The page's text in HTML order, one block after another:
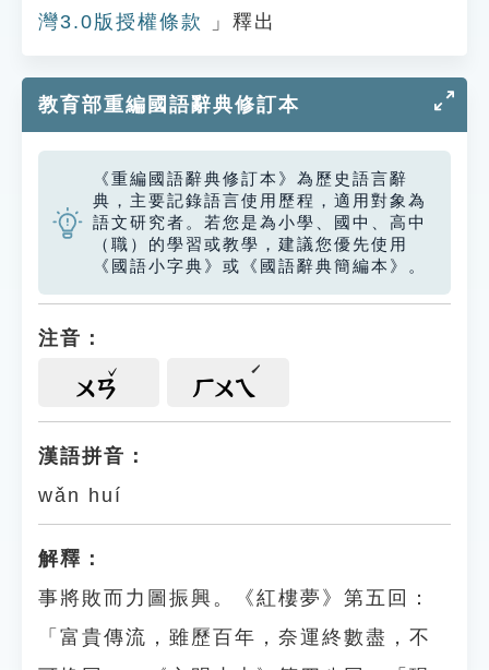
灣3.0版授權條款
」釋出
教育部重編國語辭典修訂本
《重編國語辭典修訂本》為歷史語言辭
典，主要記錄語言使用歷程，適用對象為
語文研究者。若您是為小學、國中、高中
（職）的學習或教學，建議您優先使用
《國語小字典》或《國語辭典簡編本》。
注音：
ㄨㄢ ㄏㄨㄟ
漢語拼音：
wǎn huí
解釋：
事將敗而力圖振興。《紅樓夢》第五回：
「富貴傳流，雖歷百年，奈運終數盡，不